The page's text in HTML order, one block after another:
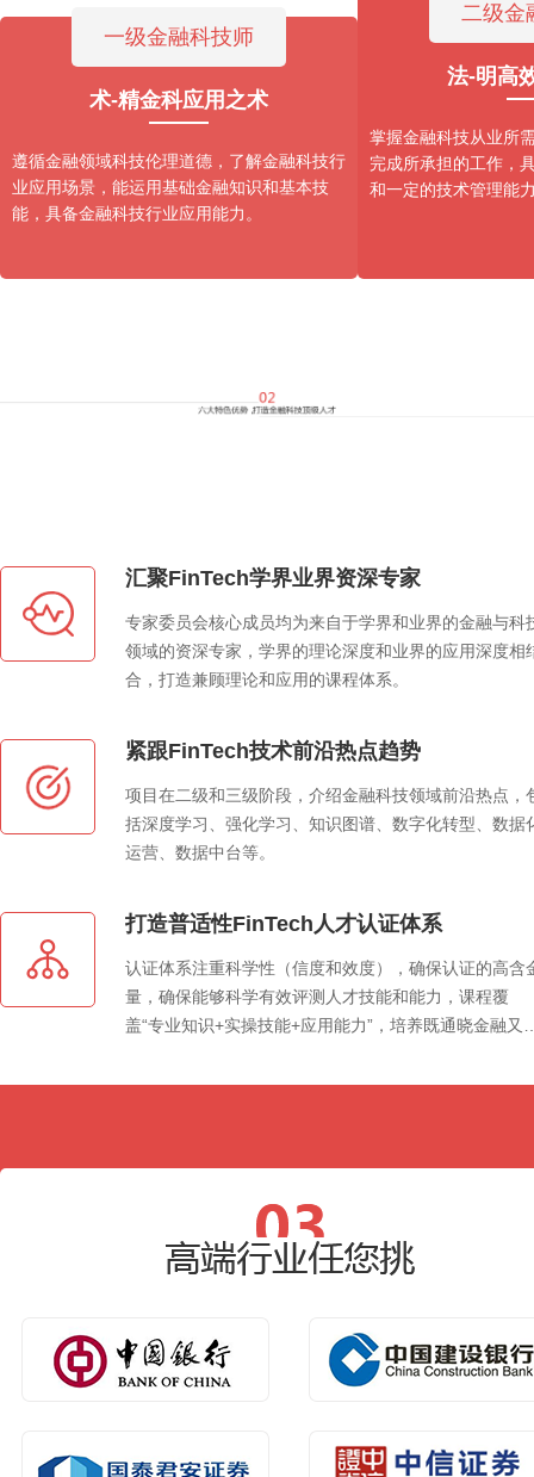
一级金融科技师
术-精金科应用之术
遵循金融领域科技伦理道德，了解金融科技行
业应用场景，能运用基础金融知识和基本技
能，具备金融科技行业应用能力。
二级金
法-明高
掌握金融科技从业所
完成所承担的工作，
和一定的技术管理能
汇聚FinTech学界业界资深专家
专家委员会核心成员均为来自于学界和业界的金融与科
领域的资深专家，学界的理论深度和业界的应用深度相
合，打造兼顾理论和应用的课程体系。
紧跟FinTech技术前沿热点趋势
项目在二级和三级阶段，介绍金融科技领域前沿热点，
括深度学习、强化学习、知识图谱、数字化转型、数据
运营、数据中台等。
打造普适性FinTech人才认证体系
认证体系注重科学性（信度和效度），确保认证的高含
量，确保能够科学有效评测人才技能和能力，课程覆
盖“专业知识+实操技能+应用能力”，培养既通晓金融又
型金融科技人才。